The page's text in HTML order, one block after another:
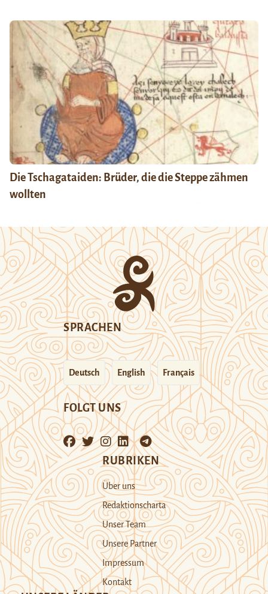
Die Tschagataiden: Brüder, die die Steppe zähmen
wollten
SPRACHEN
Deutsch English Français
FOLGT UNS
RUBRIKEN
Über uns
Redaktionscharta
Unser Team
Unsere Partner
Impressum
Kontakt